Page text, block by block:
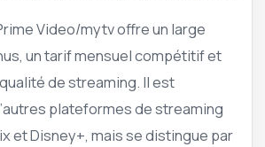
Video/mytv offre un large
un tarif mensuel compétitif et
de streaming. Il est
plateformes de streaming
et Disney+, mais se distingue par